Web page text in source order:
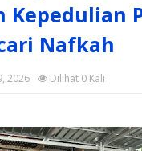
Kepedulian
Nafkah
Dilihat 0 Kali
2026